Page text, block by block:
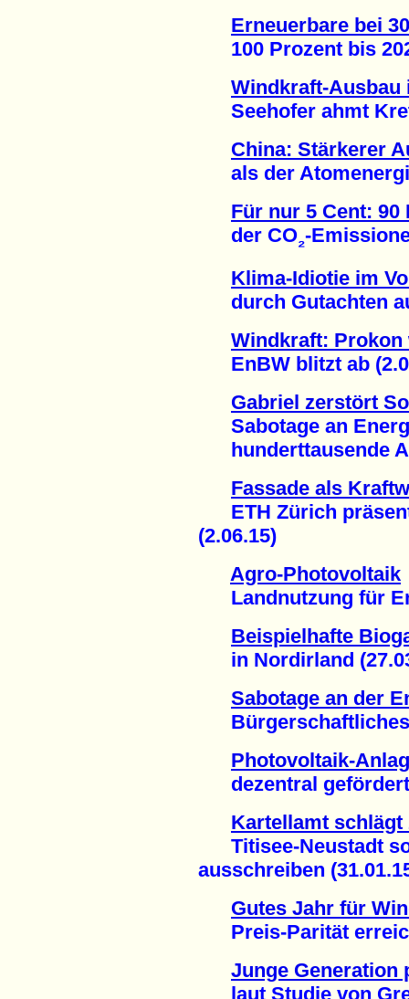
Erneuerbare bei
100 Prozent bis
Windkraft-
Seehofer ahmt
China: Stärkerer
als der
Für nur 5 Cent:
der CO₂-
Klima-Idiotie im
durch Gutachten
Windkraft:
EnBW blitzt ab
Gabriel zerstört
Sabotage an
hunderttausende
Fassade als
ETH Zürich
(2.06.15)
Agro-Photovoltaik
Landnutzung für
Beispielhafte
in Nordirland
Sabotage an der
Bürgerschaftliches
Photovoltaik-
dezentral gefördert
Kartellamt schlägt
Titisee-Neustadt
ausschreiben
Gutes Jahr für
Preis-Parität
Junge Generation
laut Studie von